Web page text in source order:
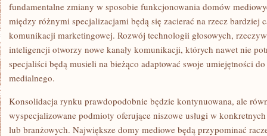
fundamentalne zmiany w sposobie funkcjonowania domów
między różnymi specjalizacjami będą się zacierać na rzecz bardziej
komunikacji marketingowej. Rozwój technologii głosowych,
inteligencji otworzy nowe kanały komunikacji, których nawet nie
specjaliści będą musieli na bieżąco adaptować swoje umiejętności
medialnego.
Konsolidacja rynku prawdopodobnie będzie kontynuowana, ale
wyspecjalizowane podmioty oferujące niszowe usługi w
lub branżowych. Największe domy mediowe będą przypominać